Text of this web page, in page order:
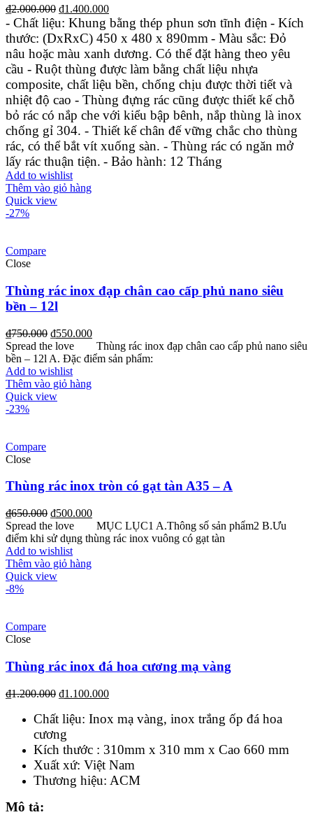
₫2.000.000 ₫1.400.000
- Chất liệu: Khung bằng thép phun sơn tĩnh điện- Kích
thước: (DxRxC) 450 x 480 x 890mm- Màu sắc: Đỏ
nâu hoặc màu xanh dương. Có thể đặt hàng theo yêu
cầu - Ruột thùng được làm bằng chất liệu nhựa
composite, chất liệu bền, chống chịu được thời tiết và
nhiệt độ cao - Thùng đựng rác cũng được thiết kế chỗ
bỏ rác có nắp che với kiểu bập bênh, nắp thùng là inox
chống gỉ 304. - Thiết kế chân đế vững chắc cho thùng
rác, có thể bắt vít xuống sàn. - Thùng rác có ngăn mở
lấy rác thuận tiện. - Bảo hành: 12 Tháng
Add to wishlist
Thêm vào giỏ hàng
Quick view
-27%
Compare
Close
Thùng rác inox đạp chân cao cấp phủ nano siêu
bền – 12l
₫750.000 ₫550.000
Spread the love Thùng rác inox đạp chân cao cấp phủ nano siêu
bền – 12l A. Đặc điểm sản phẩm:
Add to wishlist
Thêm vào giỏ hàng
Quick view
-23%
Compare
Close
Thùng rác inox tròn có gạt tàn A35 – A
₫650.000 ₫500.000
Spread the love MỤC LỤC1 A.Thông số sản phẩm2 B.Ưu
điểm khi sử dụng thùng rác inox vuông có gạt tàn
Add to wishlist
Thêm vào giỏ hàng
Quick view
-8%
Compare
Close
Thùng rác inox đá hoa cương mạ vàng
₫1.200.000 ₫1.100.000
Chất liệu: Inox mạ vàng, inox trắng ốp đá hoa
cương
Kích thước : 310mm x 310 mm x Cao 660 mm
Xuất xứ: Việt Nam
Thương hiệu: ACM
Mô tả: